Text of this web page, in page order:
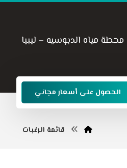
مياه الدبوسيه – ليبيا
الحصول على أسعار مجاني
قائمة الرغبات